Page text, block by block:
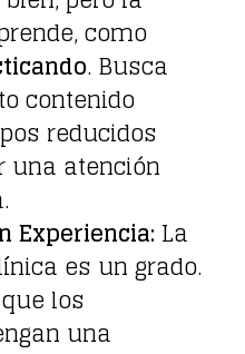
como
. Busca
contenido
reducidos
una atención
Experiencia: La
es un grado.
los
una